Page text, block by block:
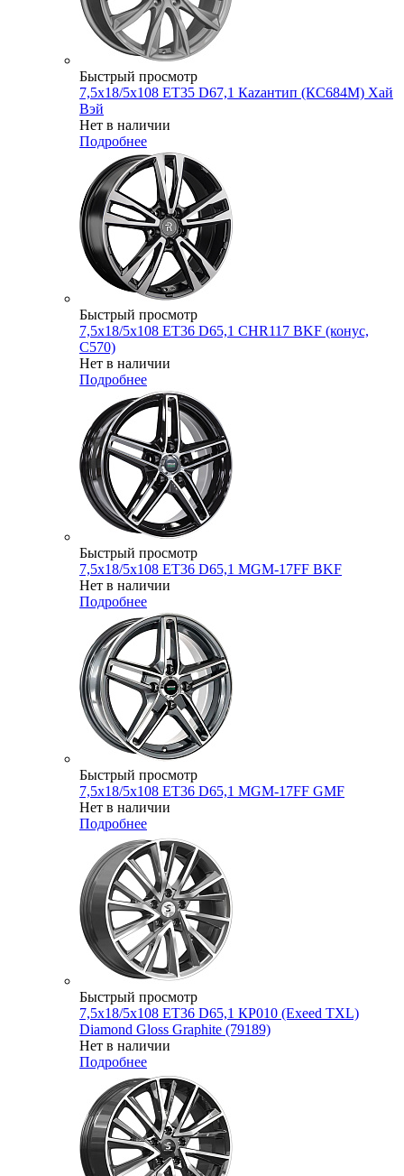
Быстрый просмотр
7,5x18/5x108 ET35 D67,1 Каzантип (КС684М) Хай
Вэй
Нет в наличии
Подробнее
Быстрый просмотр
7,5x18/5x108 ET36 D65,1 CHR117 BKF (конус,
C570)
Нет в наличии
Подробнее
Быстрый просмотр
7,5x18/5x108 ET36 D65,1 MGM-17FF BKF
Нет в наличии
Подробнее
Быстрый просмотр
7,5x18/5x108 ET36 D65,1 MGM-17FF GMF
Нет в наличии
Подробнее
Быстрый просмотр
7,5x18/5x108 ET36 D65,1 КР010 (Exeed TXL)
Diamond Gloss Graphite (79189)
Нет в наличии
Подробнее